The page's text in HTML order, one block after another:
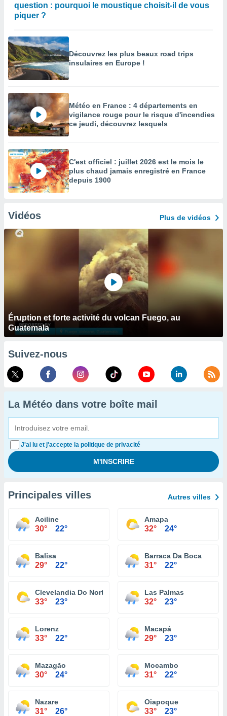
question : pourquoi le moustique choisit-il de vous
piquer ?
Découvrez les plus beaux road trips
insulaires en Europe !
Météo en France : 4 départements en
vigilance rouge pour le risque d'incendies
ce jeudi, découvrez lesquels
C'est officiel : juillet 2026 est le mois le
plus chaud jamais enregistré en France
depuis 1900
Vidéos Plus de vidéos
Éruption et forte activité du volcan Fuego, au
Guatemala
Suivez-nous
La Météo dans votre boîte mail
J'ai lu et j'accepte la politique de privacité
Principales villes Autres villes
Aciline
30° 22°
Amapa
32° 24°
Balisa
29° 22°
Barraca Da Boca
31° 22°
Clevelandia Do Norte
33° 23°
Las Palmas
32° 23°
Lorenz
33° 22°
Macapá
29° 23°
Mazagão
30° 24°
Mocambo
31° 22°
Nazare
31° 26°
Oiapoque
33° 23°